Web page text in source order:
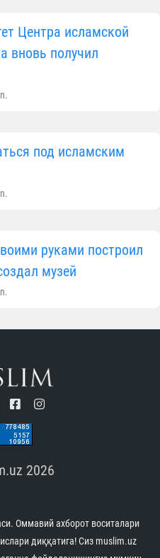
Центра исламской
вновь получил
под исламским
руками построил
музей
2026
Оммавий ахборот воситалари
диққатига! Сиз muslim.uz